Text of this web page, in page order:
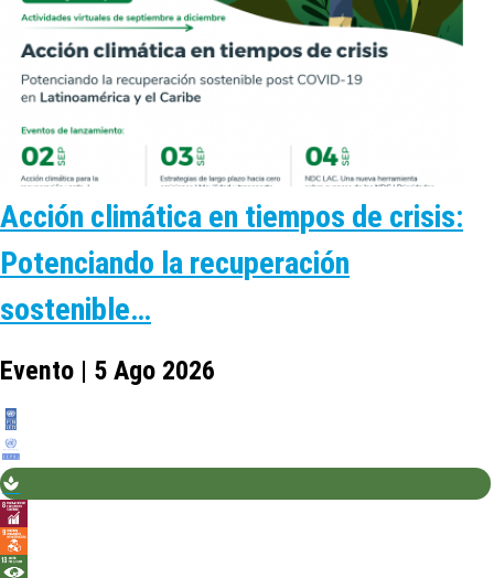
Acción climática en tiempos de crisis:
Potenciando la recuperación
sostenible…
Evento | 5 Ago 2026